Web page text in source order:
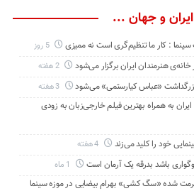
و جهان ...
: کار ما تنظیم‌گری است نه ممیزی 5 روز
هنرمندان ایران برگزار می‌شود 2 هفته
بزرگداشت «عباس کیارستمی» می‌شود 3 هفته
به همراه بهترین فیلم خارجی‌زبان به زودی
خود را کلید می‌زند
باشد بدرقه یک آرمان است
شده «سگ کشی» بهرام بیضایی در موزه سینما